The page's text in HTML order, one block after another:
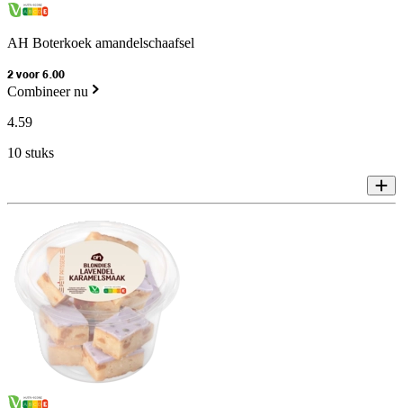
AH Boterkoek amandelschaafsel
2 voor 6.00
Combineer nu
4.59
10 stuks